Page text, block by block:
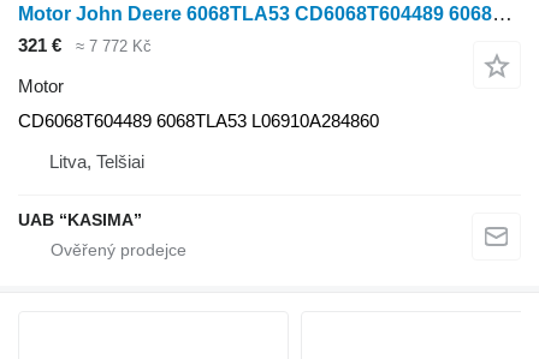
Motor John Deere 6068TLA53 CD6068T604489 6068TLA53 L06910A284860 pro kolového traktoru John Deere 6910S
321 € ≈ 7 772 Kč
Motor
CD6068T604489 6068TLA53 L06910A284860
Litva, Telšiai
UAB “KASIMA”